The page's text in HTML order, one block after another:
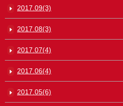
2017.09(3)
2017.08(3)
2017.07(4)
2017.06(4)
2017.05(6)